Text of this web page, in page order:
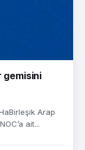
gemisini
Arap
ait...